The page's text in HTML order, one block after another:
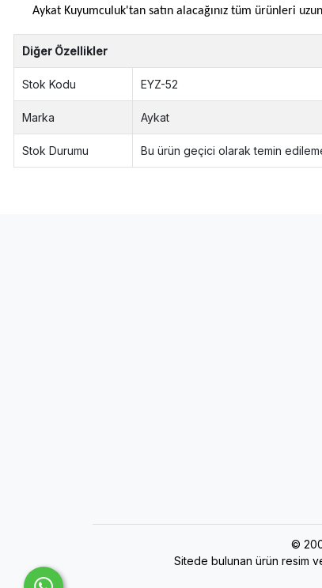
Aykat Kuyumculuk'tan satın alacağınız tüm ürünleri
Diğer Özellikler
Stok Kodu EYZ-52
Marka Aykat
Stok Durumu Bu ürün geçici olarak temin
©
Sitede bulunan ürün resim